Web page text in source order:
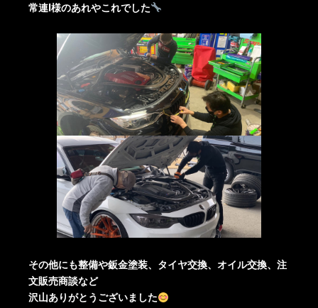
常連I様のあれやこれでした
その他にも整備や鈑金塗装、タイヤ交換、オイル交換、注
文販売商談など
沢山ありがとうございました